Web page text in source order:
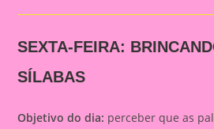
SEXTA-FEIRA:
SÍLABAS
Objetivo do dia: perceber que as